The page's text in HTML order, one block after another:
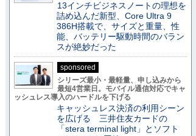
13インチビジネスノートの理想を
詰め込んだ新型、Core Ultra 9
386H搭載で、サイズと重量、性
能、バッテリー駆動時間のバラン
スが絶妙だった
sponsored
シリーズ最小・最軽量、申し込みから
最短4営業日。モバイル通信対応でキャ
ッシュレス導入のハードルを下げる
キャッシュレス決済の利用シーン
を広げる 三井住友カードの
「stera terminal light」とソフト